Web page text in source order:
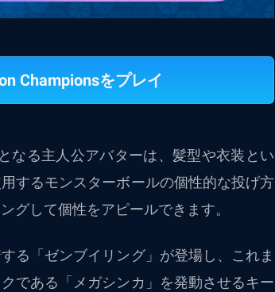
Championsをプレイ
なる主人公アバターは、髪型や衣装とい
するモンスターボールの個性的な投げ方
グして個性をアピールできます。
る「ゼンブイリング」が登場し、これま
である「メガシンカ」を発動させるキー